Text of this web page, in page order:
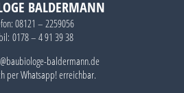
BALDERMANN
08121 – 2259056
0178 – 4 91 39 38
baldermann.de
perWhatsapp!erreichbar.